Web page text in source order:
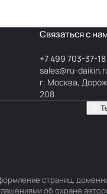
Связаться с
+7 499 703-37-18
sales@ru-
г. Москва,
208
страниц,
об охране